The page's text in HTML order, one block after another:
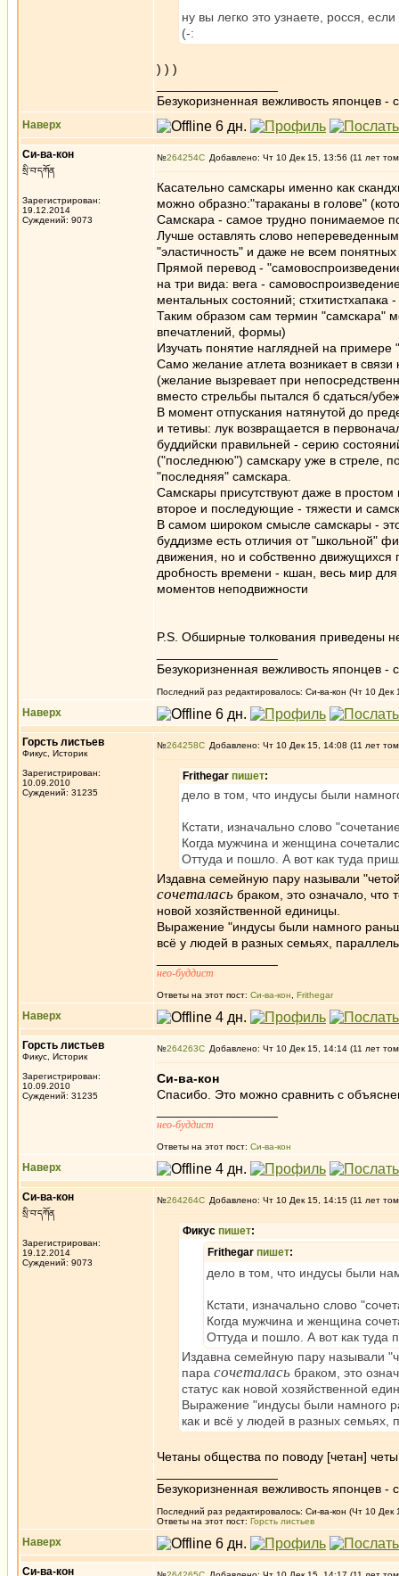
ну вы легко это узнаете, росся,
(-:
) ) )
Безукоризненная вежливость японцев -
Наверх
Си-ва-кон
སྲི་བ་དཀོན
Зарегистрирован:
19.12.2014
Суждений: 9073
№264254 Добавлено: Чт 10 Дек 15, 13:56 (11 лет
Касательно самскары именно как
можно образно:"тараканы в голове"
Самскара - самое трудно понимаемое
Лучше оставлять слово
"эластичность" и даже не всем
Прямой перевод -
на три вида: вега -
ментальных состояний;
Таким образом сам термин "самскара"
впечатлений, формы)
Изучать понятие наглядней на примере
Само желание атлета возникает в
(желание вызревает при
вместо стрельбы пытался б сдаться/
В момент отпускания натянутой до
и тетивы: лук возвращается в
буддийски правильней - серию
("последнюю") самскару уже в стреле,
"последняя" самскара.
Самскары присутствуют даже в
второе и последующие - тяжести и
В самом широком смысле самскары -
буддизме есть отличия от "школьной"
движения, но и собственно движущихся
дробность времени - кшан, весь мир
моментов неподвижности
P.S. Обширные толкования приведены
Безукоризненная вежливость японцев -
Последний раз редактировалось: Си-ва-кон (Чт 10 Дек
Наверх
Горсть листьев
Фикус, Историк
Зарегистрирован:
10.09.2010
Суждений: 31235
№264258 Добавлено: Чт 10 Дек 15, 14:08 (11 лет
Frithegar пишет:
дело в том, что индусы были
Кстати, изначально слово
Когда мужчина и женщина
Оттуда и пошло. А вот как туда
Издавна семейную пару называли
сочеталась браком, это означало,
новой хозяйственной единицы.
Выражение "индусы были намного
всё у людей в разных семьях,
нео-буддист
Ответы на этот пост: Си-ва-кон Frithegar
Наверх
Горсть листьев
Фикус, Историк
Зарегистрирован:
10.09.2010
Суждений: 31235
№264263 Добавлено: Чт 10 Дек 15, 14:14 (11 лет
Си-ва-кон
Спасибо. Это можно сравнить с
нео-буддист
Ответы на этот пост: Си-ва-кон
Наверх
Си-ва-кон
སྲི་བ་དཀོན
Зарегистрирован:
19.12.2014
Суждений: 9073
№264264 Добавлено: Чт 10 Дек 15, 14:15 (11 лет
Фикус пишет:
Frithegar пишет:
дело в том, что индусы были
Кстати, изначально слово
Когда мужчина и женщина
Оттуда и пошло. А вот как туда
Издавна семейную пару называли
пара сочеталась браком, это
статус как новой хозяйственной
Выражение "индусы были намного
как и всё у людей в разных семьях,
Четаны общества по поводу [четан]
Безукоризненная вежливость японцев -
Последний раз редактировалось: Си-ва-кон (Чт 10 Дек
Ответы на этот пост: Горсть листьев
Наверх
Си-ва-кон